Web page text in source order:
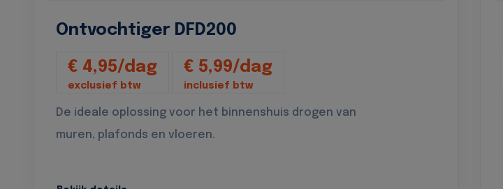
Ontvochtiger DFD200
€ 4,95/dag
exclusief btw
€ 5,99/dag
inclusief btw
De ideale oplossing voor het binnenshuis drogen van
muren, plafonds en vloeren.